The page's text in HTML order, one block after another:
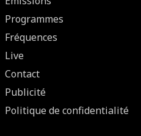
Programmes
Fréquences
Live
Contact
Publicité
Politique de confidentialité